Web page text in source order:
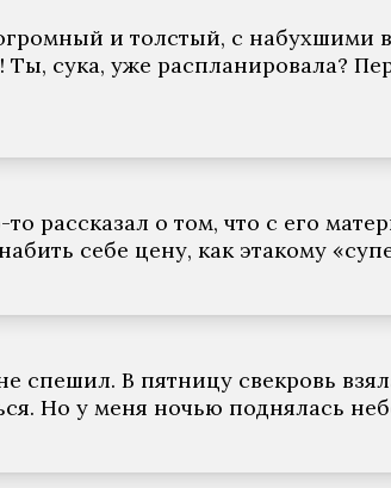
и толстый, с набухшими
сука, уже распланировала?
рассказал о том, что с его
себе цену, как этакому
В пятницу свекровь
Но у меня ночью поднялась